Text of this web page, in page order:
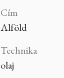
Cím
Alföld
Technika
olaj